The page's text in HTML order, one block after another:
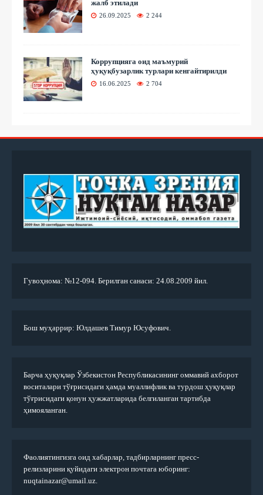
жалб этилади
26.09.2025 2 244
Коррупцияга оид маъмурий
ҳуқуқбузарлик турлари кенгайтирилди
16.06.2025 2 704
Гувоҳнома: №12-094. Берилган санаси: 24.08.2009 йил.
Бош муҳаррир: Юлдашев Тимур Юсуфович.
Барча ҳуқуқлар Ўзбекистон Республикасининг оммавий ахборот
воситалари тўғрисидаги ҳамда муаллифлик ва турдош ҳуқуқлар
тўғрисидаги қонун ҳужжатларида белгиланган тартибда
ҳимояланган.
Фаолиятингизга оид хабарлар, тадбирларнинг пресс-
релизларини қуйидаги электрон почтага юборинг:
nuqtainazar@umail.uz.